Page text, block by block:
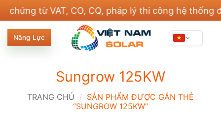
nội
dung
từ VAT, CO, CQ, pháp lý thi công hệ thống điện
Năng Lực
Sungrow 125KW
TRANG CHỦ / SẢN PHẨM ĐƯỢC GẮN THẺ
“SUNGROW 125KW”